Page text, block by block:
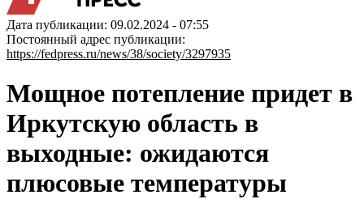
Дата публикации: 09.02.2024 - 07:55
Постоянный адрес публикации:
https://fedpress.ru/news/38/society/3297935
Мощное потепление придет в
Иркутскую область в
выходные: ожидаются
плюсовые температуры